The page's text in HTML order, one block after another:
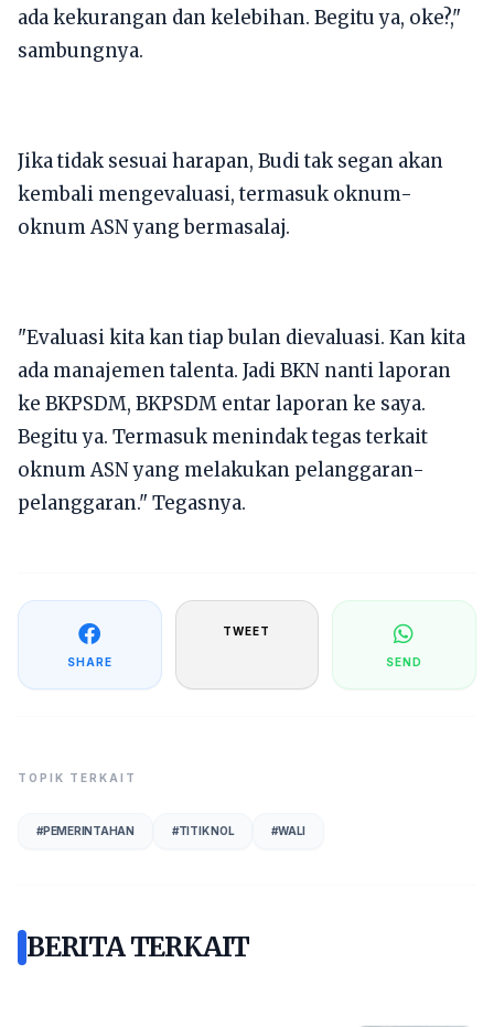
ada kekurangan dan kelebihan. Begitu ya, oke?,"
sambungnya.
Jika tidak sesuai harapan, Budi tak segan akan
kembali mengevaluasi, termasuk oknum-
oknum ASN yang bermasalaj.
"Evaluasi kita kan tiap bulan dievaluasi. Kan kita
ada manajemen talenta. Jadi BKN nanti laporan
ke BKPSDM, BKPSDM entar laporan ke saya.
Begitu ya. Termasuk menindak tegas terkait
oknum ASN yang melakukan pelanggaran-
pelanggaran." Tegasnya.
SHARE
TWEET
SEND
TOPIK TERKAIT
#PEMERINTAHAN #TITIK NOL #WALI
BERITA TERKAIT